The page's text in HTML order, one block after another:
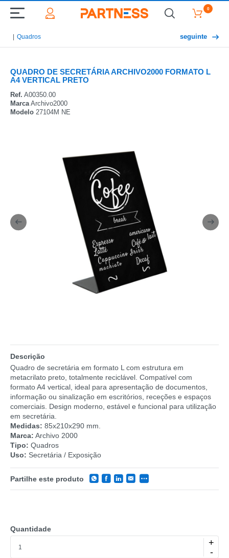
0
Quadros seguinte
QUADRO DE SECRETÁRIA ARCHIVO2000 FORMATO L
A4 VERTICAL PRETO
Ref. A00350.00
MarcaArchivo2000
Modelo 27104M NE
Descrição
Quadro de secretária em formato L com estrutura em
metacrilato preto, totalmente reciclável. Compatível com
formato A4 vertical, ideal para apresentação de documentos,
informação ou sinalização em escritórios, receções e espaços
comerciais. Design moderno, estável e funcional para utilização
em secretária.
Medidas: 85x210x290 mm.
Marca: Archivo 2000
Tipo: Quadros
Uso: Secretária / Exposição
Partilhe este produto
Quantidade
+
-
CATEGORIA